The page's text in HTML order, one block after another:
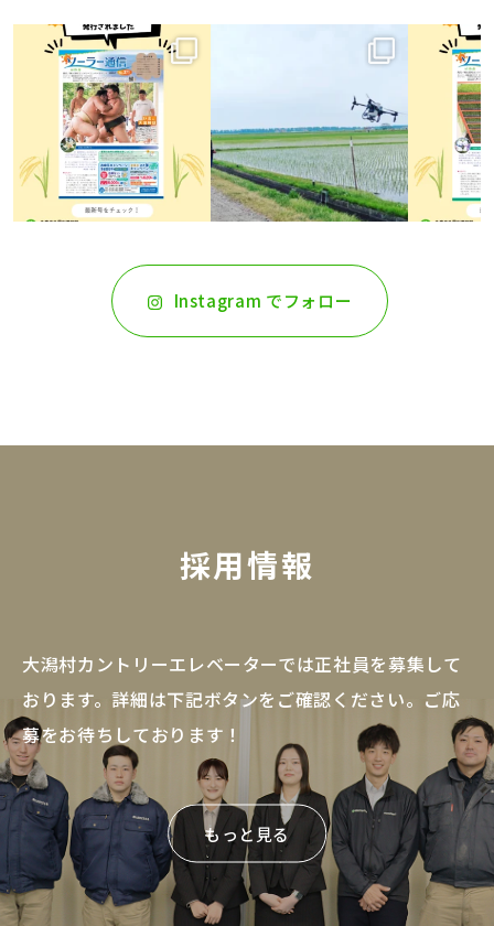
Instagram でフォロー
採用情報
大潟村カントリーエレベーターでは正社員を募集して
おります。詳細は下記ボタンをご確認ください。 ご応
募をお待ちしております！
もっと見る